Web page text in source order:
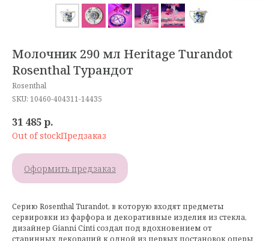
Молочник 290 мл Heritage Turandot
Rosenthal Турандот
Rosenthal
SKU: 10460-404311-14435
31 485р.
Out of stock
Оформить предзаказ
Серию Rosenthal Turandot, в которую входят предметы
сервировки из фарфора и декоративные изделия из стекла,
дизайнер Gianni Cinti создал под вдохновением от